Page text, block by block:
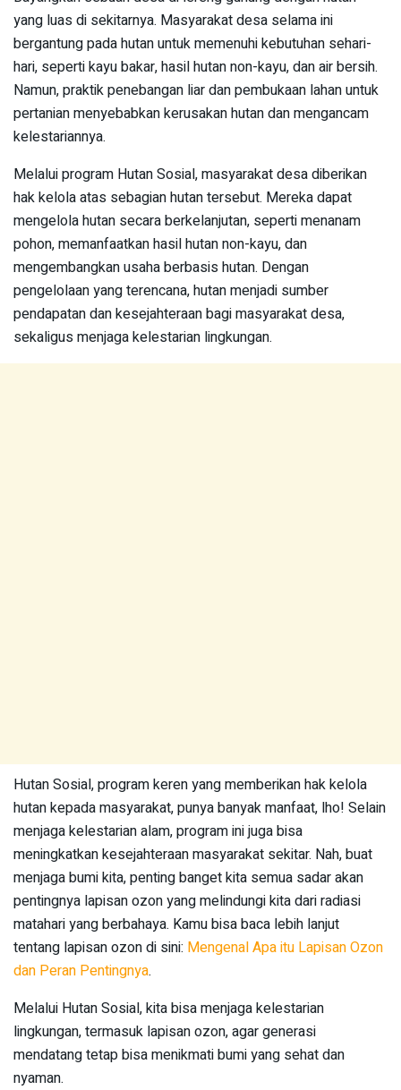
yang luas di sekitarnya. Masyarakat desa selama ini
bergantung pada hutan untuk memenuhi kebutuhan sehari-
hari, seperti kayu bakar, hasil hutan non-kayu, dan air bersih.
Namun, praktik penebangan liar dan pembukaan lahan untuk
pertanian menyebabkan kerusakan hutan dan mengancam
kelestariannya.
Melalui program Hutan Sosial, masyarakat desa diberikan
hak kelola atas sebagian hutan tersebut. Mereka dapat
mengelola hutan secara berkelanjutan, seperti menanam
pohon, memanfaatkan hasil hutan non-kayu, dan
mengembangkan usaha berbasis hutan. Dengan
pengelolaan yang terencana, hutan menjadi sumber
pendapatan dan kesejahteraan bagi masyarakat desa,
sekaligus menjaga kelestarian lingkungan.
Hutan Sosial, program keren yang memberikan hak kelola
hutan kepada masyarakat, punya banyak manfaat, lho! Selain
menjaga kelestarian alam, program ini juga bisa
meningkatkan kesejahteraan masyarakat sekitar. Nah, buat
menjaga bumi kita, penting banget kita semua sadar akan
pentingnya lapisan ozon yang melindungi kita dari radiasi
matahari yang berbahaya. Kamu bisa baca lebih lanjut
tentang lapisan ozon di sini: Mengenal Apa itu Lapisan Ozon
dan Peran Pentingnya.
Melalui Hutan Sosial, kita bisa menjaga kelestarian
lingkungan, termasuk lapisan ozon, agar generasi
mendatang tetap bisa menikmati bumi yang sehat dan
nyaman.